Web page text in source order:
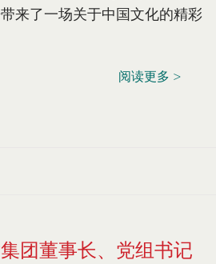
来了一场关于中国文化的精彩
阅读更多 >
团董事长、党组书记